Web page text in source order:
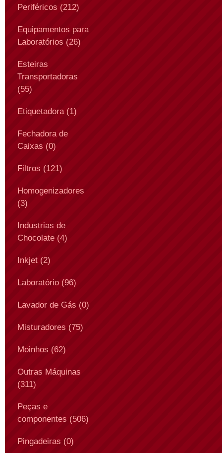
Periféricos (212)
Equipamentos para
Laboratórios (26)
Esteiras
Transportadoras
(55)
Etiquetadora (1)
Fechadora de
Caixas (0)
Filtros (121)
Homogenizadores
(3)
Industrias de
Chocolate (4)
Inkjet (2)
Laboratório (96)
Lavador de Gás (0)
Misturadores (75)
Moinhos (62)
Outras Máquinas
(311)
Peças e
componentes (506)
Pingadeiras (0)